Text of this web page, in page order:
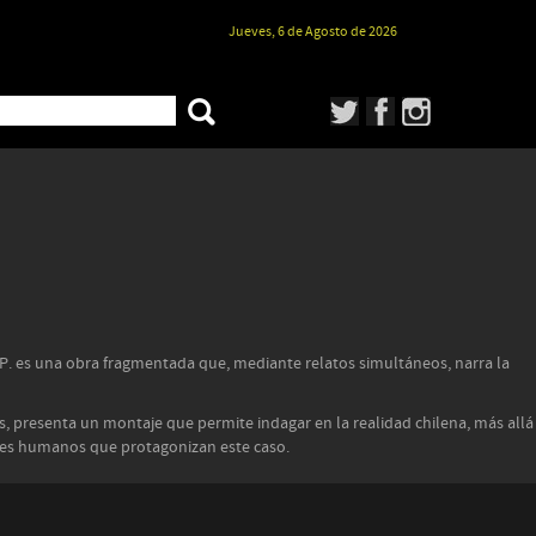
Jueves, 6 de Agosto de 2026
es una obra fragmentada que, mediante relatos simultáneos, narra la
presenta un montaje que permite indagar en la realidad chilena, más allá
humanos que protagonizan este caso.